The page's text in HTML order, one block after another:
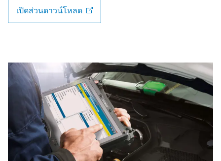
เปิดส่วนดาวน์โหลด